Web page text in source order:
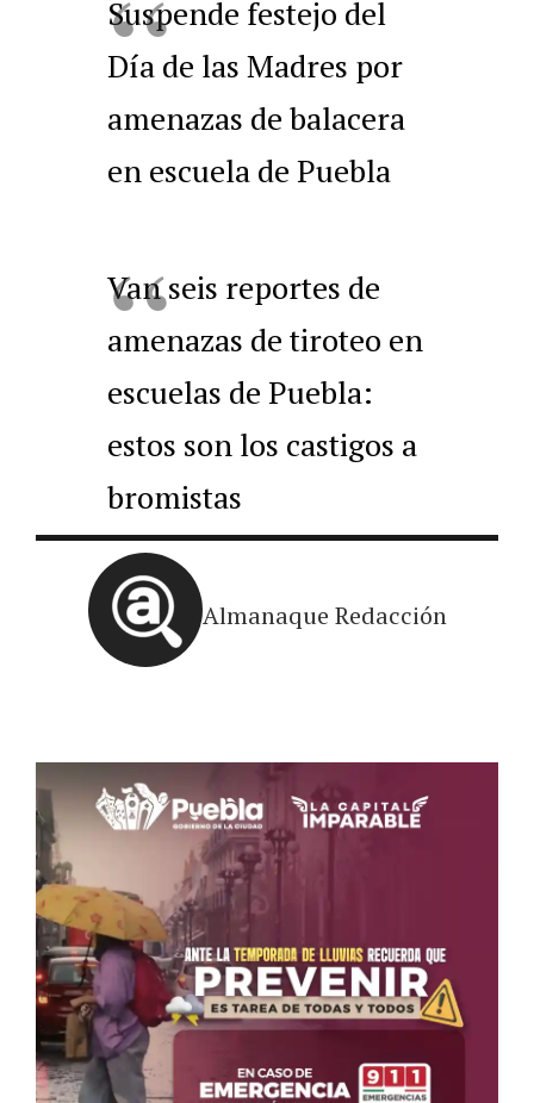
Suspende festejo del
Día de las Madres por
amenazas de balacera
en escuela de Puebla
Van seis reportes de
amenazas de tiroteo en
escuelas de Puebla:
estos son los castigos a
bromistas
Almanaque Redacción